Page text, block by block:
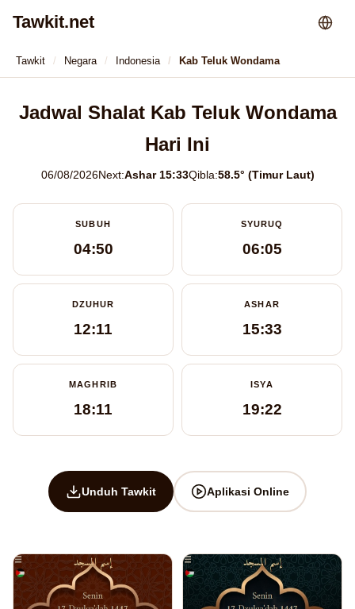
Tawkit.net
Tawkit Negara Indonesia Kab Teluk Wondama
Jadwal Shalat Kab Teluk Wondama
Hari Ini
06/08/2026Next:Ashar 15:33Qibla:58.5° (Timur Laut)
SUBUH
04:50
SYURUQ
06:05
DZUHUR
12:11
ASHAR
15:33
MAGHRIB
18:11
ISYA
19:22
Unduh Tawkit Aplikasi Online